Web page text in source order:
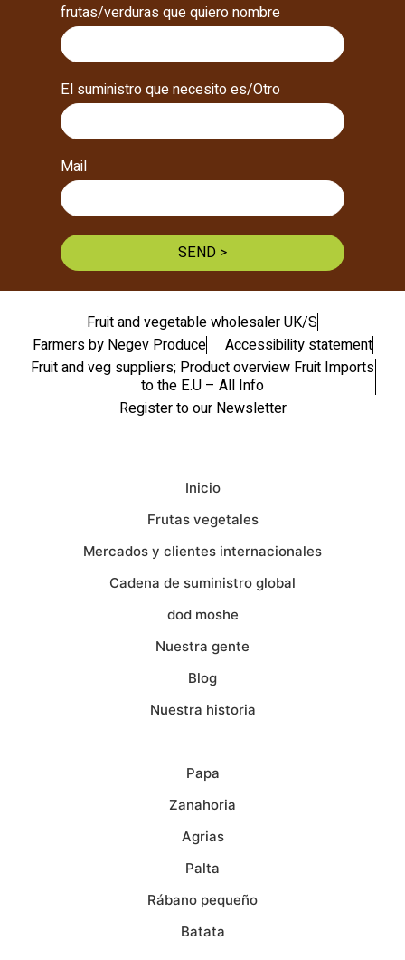
frutas/verduras que quiero nombre
El suministro que necesito es/Otro
Mail
SEND >
Fruit and vegetable wholesaler UK/S
Farmers by Negev Produce
Accessibility statement
Fruit and veg suppliers; Product overview Fruit Imports
to the E.U – All Info
Register to our Newsletter
Inicio
Frutas vegetales
Mercados y clientes internacionales
Cadena de suministro global
dod moshe
Nuestra gente
Blog
Nuestra historia
Papa
Zanahoria
Agrias
Palta
Rábano pequeño
Batata